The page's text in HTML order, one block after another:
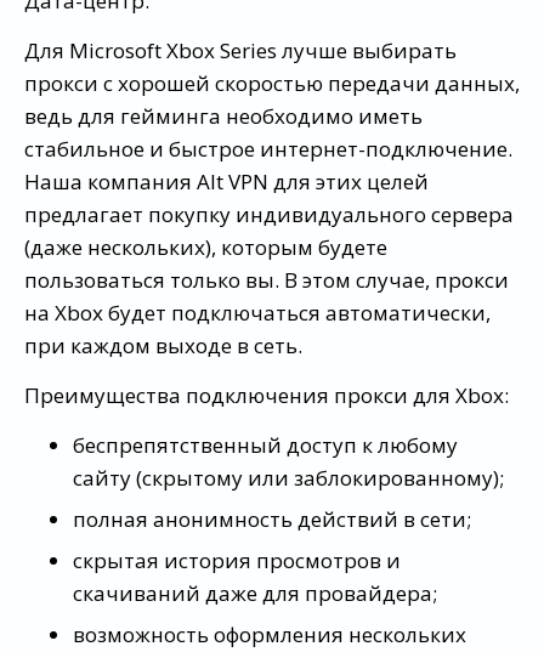
Для Microsoft Xbox Series лучше выбирать
прокси с хорошей скоростью передачи данных,
ведь для гейминга необходимо иметь
стабильное и быстрое интернет-подключение.
Наша компания Alt VPN для этих целей
предлагает покупку индивидуального сервера
(даже нескольких), которым будете
пользоваться только вы. В этом случае, прокси
на Xbox будет подключаться автоматически,
при каждом выходе в сеть.
Преимущества подключения прокси для Xbox:
беспрепятственный доступ к любому
сайту (скрытому или заблокированному);
полная анонимность действий в сети;
скрытая история просмотров и
скачиваний даже для провайдера;
возможность оформления нескольких